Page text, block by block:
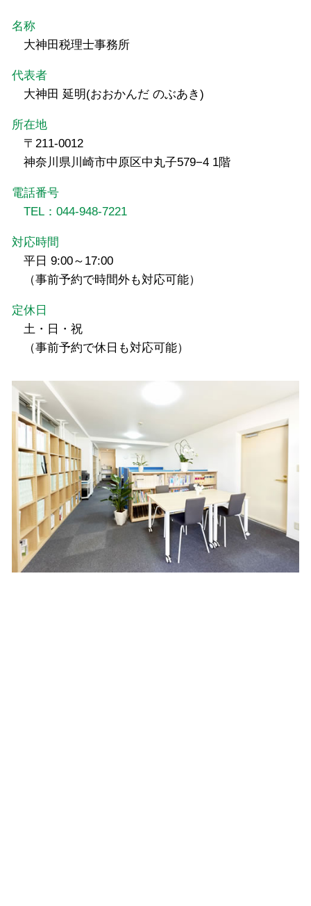
名称
大神田税理士事務所
代表者
大神田 延明(おおかんだ のぶあき)
所在地
〒211-0012
神奈川県川崎市中原区中丸子579−4 1階
電話番号
TEL：044-948-7221
対応時間
平日 9:00～17:00
（事前予約で時間外も対応可能）
定休日
土・日・祝
（事前予約で休日も対応可能）